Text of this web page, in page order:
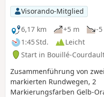
Visorando-Mitglied
6,17 km
+5 m
-
1:45 Std.
Leicht
Start in Bouillé-
Zusammenführung von
markierten Rundwegen, 2
Markierungsfarben Gelb-